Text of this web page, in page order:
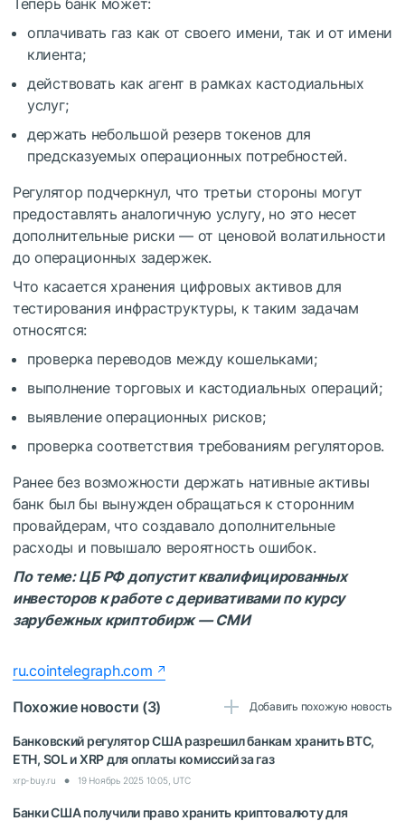
оплачивать газ как от своего имени, так и от имени
клиента;
действовать как агент в рамках кастодиальных
услуг;
держать небольшой резерв токенов для
предсказуемых операционных потребностей.
Регулятор подчеркнул, что третьи стороны могут
предоставлять аналогичную услугу, но это несет
дополнительные риски — от ценовой волатильности
до операционных задержек.
Что касается хранения цифровых активов для
тестирования инфраструктуры, к таким задачам
относятся:
проверка переводов между кошельками;
выполнение торговых и кастодиальных операций;
выявление операционных рисков;
проверка соответствия требованиям регуляторов.
Ранее без возможности держать нативные активы
банк был бы вынужден обращаться к сторонним
провайдерам, что создавало дополнительные
расходы и повышало вероятность ошибок.
По теме:ЦБ РФ допустит квалифицированных
инвесторов к работе с деривативами по курсу
зарубежных криптобирж — СМИ
ru.cointelegraph.com
Похожие новости (3)
Добавить похожую новость
Банковский регулятор США разрешил банкам хранить BTC,
ETH, SOL и XRP для оплаты комиссий за газ
xrp-buy.ru 19 Ноябрь 2025 10:05, UTC
Банки США получили право хранить криптовалюту для